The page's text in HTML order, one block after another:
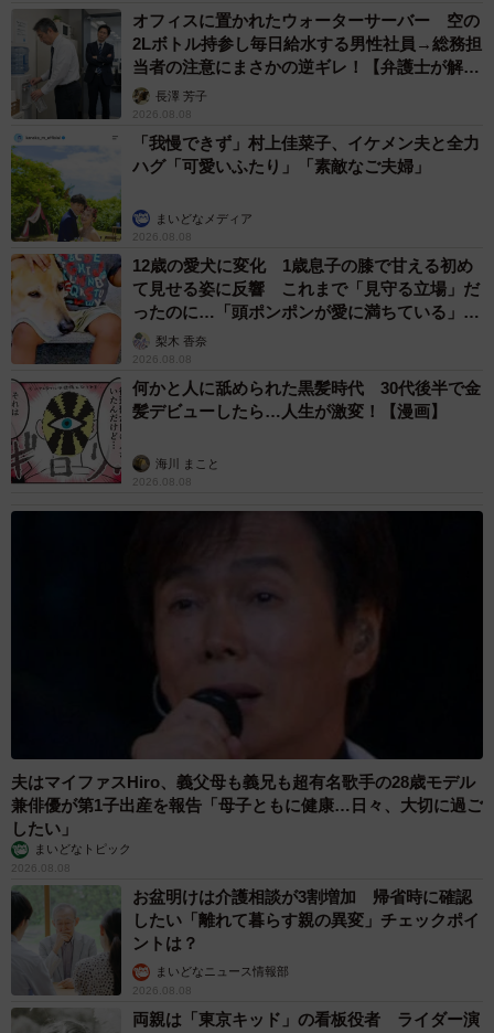
オフィスに置かれたウォーターサーバー 空の
2Lボトル持参し毎日給水する男性社員→総務担
当者の注意にまさかの逆ギレ！【弁護士が解
説】長澤 芳子
2026.08.08
「我慢できず」村上佳菜子、イケメン夫と全力
ハグ「可愛いふたり」「素敵なご夫婦」
まいどなメディア
2026.08.08
12歳の愛犬に変化 1歳息子の膝で甘える初め
て見せる姿に反響 これまで「見守る立場」だ
ったのに…「頭ポンポンが愛に満ちている」
「尊…」
梨木 香奈
2026.08.08
何かと人に舐められた黒髪時代 30代後半で金
髪デビューしたら…人生が激変！【漫画】
海川 まこと
2026.08.08
夫はマイファスHiro、義父母も義兄も超有名歌手の28歳モデル
兼俳優が第1子出産を報告「母子ともに健康…日々、大切に過ご
したい」
まいどなトピック
2026.08.08
お盆明けは介護相談が3割増加 帰省時に確認
したい「離れて暮らす親の異変」チェックポイ
ントは？
まいどなニュース情報部
2026.08.08
両親は「東京キッド」の看板役者 ライダー演